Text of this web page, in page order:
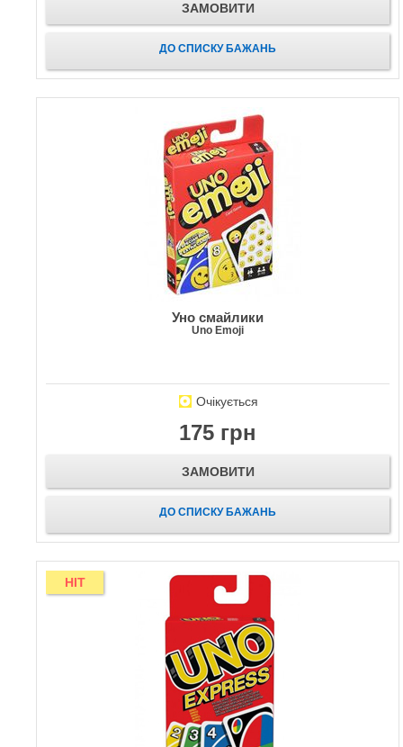
ЗАМОВИТИ
ДО СПИСКУ БАЖАНЬ
Уно смайлики
Uno Emoji
Очікується
175 грн
ЗАМОВИТИ
ДО СПИСКУ БАЖАНЬ
HIT